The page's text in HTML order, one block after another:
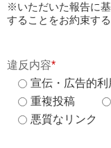
※いただいた報告に
することをお約束す
違反内容*
宣伝・広告的利
重複投稿
悪質なリンク